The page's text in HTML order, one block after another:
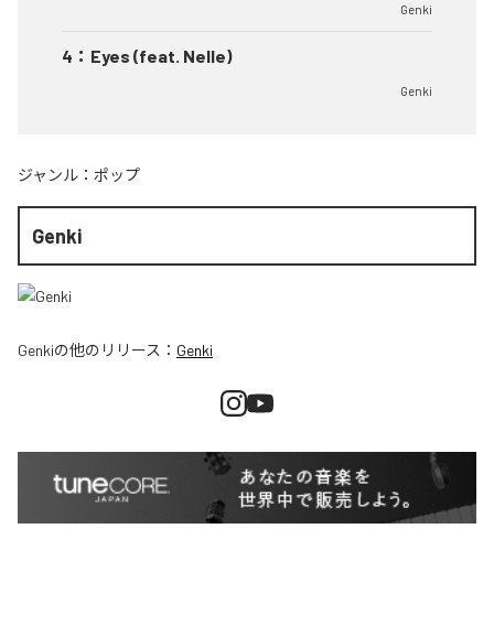
Genki
4 ： Eyes (feat. Nelle)
Genki
ジャンル： ポップ
Genki
Genkiの他のリリース： Genki